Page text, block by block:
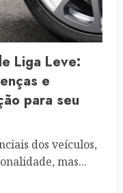
Liga Leve:
e
para seu
dos veículos,
mas...